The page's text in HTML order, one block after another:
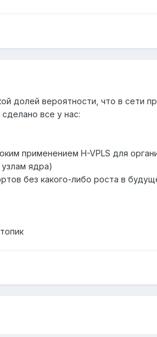
долей вероятности, что в сети
все у нас:
применением H-VPLS для
ядра)
без какого-либо роста в